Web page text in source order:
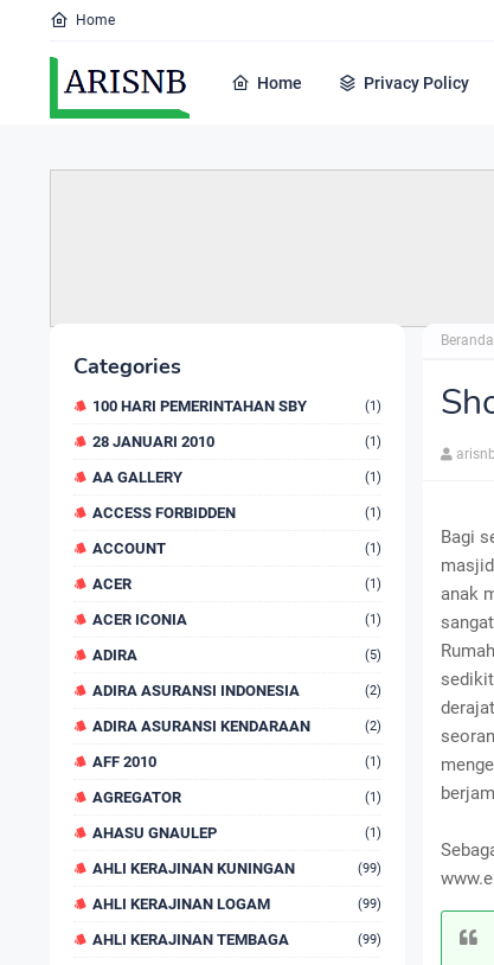
Home
Home Privacy Policy
Categories
100 HARI PEMERINTAHAN SBY (1)
28 JANUARI 2010 (1)
AA GALLERY (1)
ACCESS FORBIDDEN (1)
ACCOUNT (1)
ACER (1)
ACER ICONIA (1)
ADIRA (5)
ADIRA ASURANSI INDONESIA (2)
ADIRA ASURANSI KENDARAAN (2)
AFF 2010 (1)
AGREGATOR (1)
AHASU GNAULEP (1)
AHLI KERAJINAN KUNINGAN (99)
AHLI KERAJINAN LOGAM (99)
AHLI KERAJINAN TEMBAGA (99)
Beranda
arisnb
Bagi
anak